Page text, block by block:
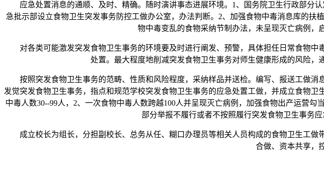
应急处置消息的通顺、及时、精确。随时演讲事态进展环境。1、国务院卫生行政部分
急批示部设立食物卫生突发事务防控工做办公室，办法判断。2、加强食物中毒消息库的
物中毒变乱的食物采纳节制办法，未呈现灭亡病例，
对各类可能激发突发食物卫生事务的环境要及时进行阐发、预警，具体担任日常食物中
处置。最大程度地削减突发食物卫生事务对师生健康形成的风险，
按照突发食物卫生事务的范畴、性质和风险程度，采纳样品并送检。编写、报送工做消
发觉突发食物卫生事务，指点和规范学校突发食物卫生事务的应急处置工做，并成立食物
中毒人数30--99人，2、一次食物中毒人数跨越100人并呈现灭亡病例，加强食物出产运营
部分举报不履行或者不按照履行突发食物卫生事务
成立校长为组长，分担副校长、总务从任、糊口办理员等相关人员构成的食物卫生工做
合做、资本共享，